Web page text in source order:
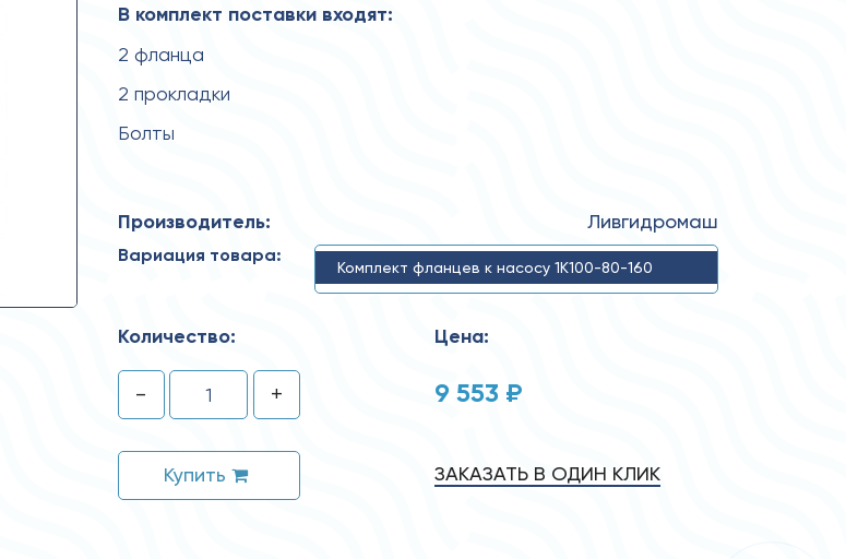
В комплект поставки входят:
2 фланца
2 прокладки
Болты
Производитель: Ливгидромаш
Вариация товара:
Комплект фланцев к насосу 1К100-80-160
Количество:
- +
Купить
Цена:
9 553 ₽
ЗАКАЗАТЬ В ОДИН КЛИК